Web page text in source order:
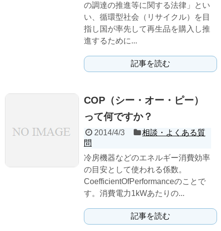
の調達の推進等に関する法律」とい
い、循環型社会（リサイクル）を目
指し国が率先して再生品を購入し推
進するために...
記事を読む
COP（シー・オー・ピー）
って何ですか？
2014/4/3
相談・よくある質
問
冷房機器などのエネルギー消費効率
の目安として使われる係数。
CoefficientOfPerformanceのことで
す。消費電力1kWあたりの...
記事を読む